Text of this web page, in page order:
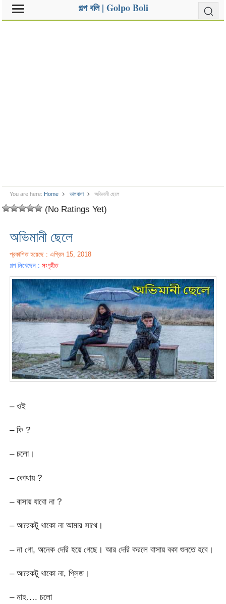
গল্প বলি | Golpo Boli
You are here: Home ভালবাসা অভিমানী ছেলে
(No Ratings Yet)
অভিমানী ছেলে
প্রকাশিত হয়েছে : এপ্রিল 15, 2018
গল্প লিখেছেন :সংগৃহীত
– ওই
– কি ?
– চলো।
– কোথায় ?
– বাসায় যাবো না ?
– আরেকটু থাকো না আমার সাথে।
– না গো, অনেক দেরি হয়ে গেছে। আর দেরি করলে বাসায় বকা শুনতে হবে।
– আরেকটু থাকো না, প্লিজ।
– নাহ…. চলো